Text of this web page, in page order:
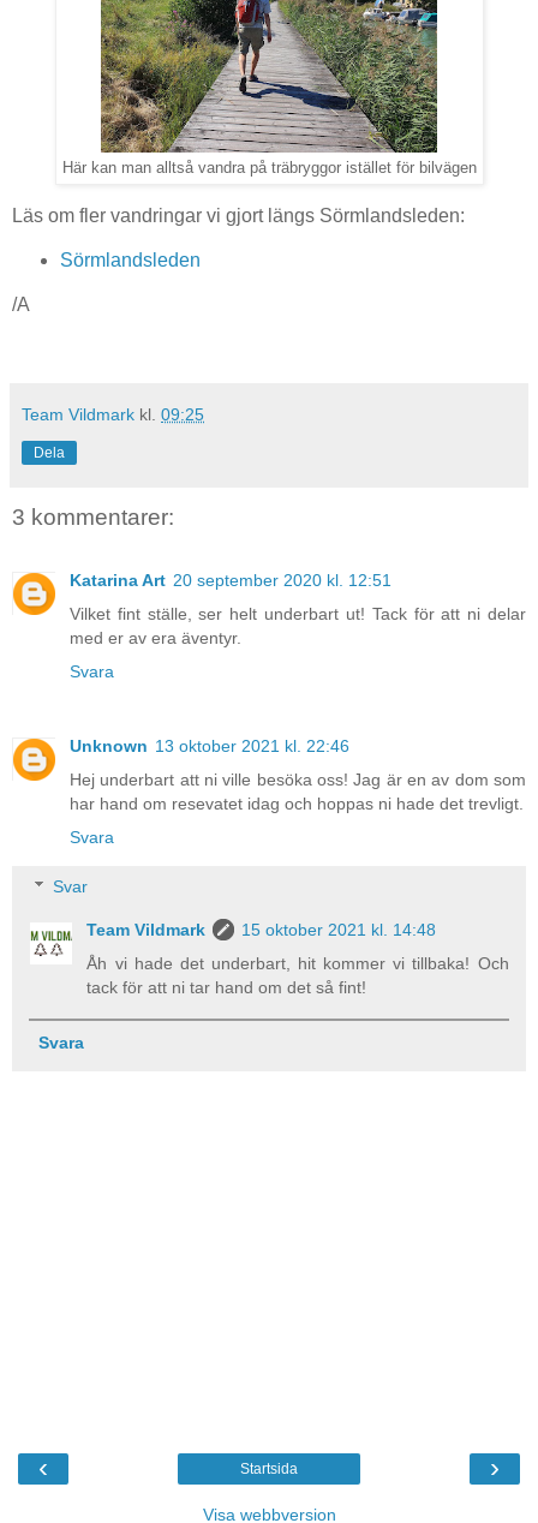
Här kan man alltså vandra på träbryggor istället för bilvägen
Läs om fler vandringar vi gjort längs Sörmlandsleden:
Sörmlandsleden
/A
Team Vildmark kl. 09:25
Dela
3 kommentarer:
Katarina Art 20 september 2020 kl. 12:51
Vilket fint ställe, ser helt underbart ut! Tack för att ni delar
med er av era äventyr.
Svara
Unknown 13 oktober 2021 kl. 22:46
Hej underbart att ni ville besöka oss! Jag är en av dom som
har hand om resevatet idag och hoppas ni hade det trevligt.
Svara
Svar
Team Vildmark
15 oktober 2021 kl. 14:48
Åh vi hade det underbart, hit kommer vi tillbaka! Och
tack för att ni tar hand om det så fint!
Svara
‹ ›
Startsida
Visa webbversion